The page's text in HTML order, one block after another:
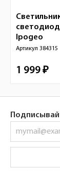
Ipogeo
Артикул 384315
1 999 ₽